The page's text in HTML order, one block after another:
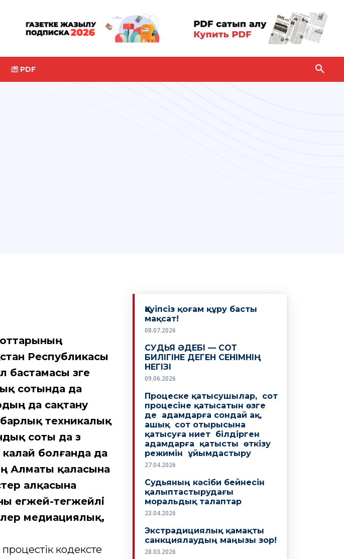
PDF
Республикасы
өзге
сотында да
да сақтану
барлық техникалық
соты да өз
болғанда да
Алматы қаласына
алқасына
егжей-тегжейлі
медиациялық,
кодексте
Қауіпсіз қоғам құру басты
мақсат!
08.07.2026
СУДЬЯ ӘДЕБІ — СОТ
БИЛІГІНЕ ДЕГЕН СЕНІМНІҢ
НЕГІЗІ
09.06.2026
Процеске қатысушылар, сот
процесіне қатысатын өзге
де адамдарға сондай ақ,
ашық сот отырысына
қатысуға ниет білдірген
адамдарға қатысты өткізу
режимін ұйымдастыру
27.04.2026
Судьяның кәсіби бейнесін
қалыптастырудағы
моральдық талаптар
23.04.2026
Экстрадициялық қамақты
санкциялаудың маңызы зор!
28.03.2026